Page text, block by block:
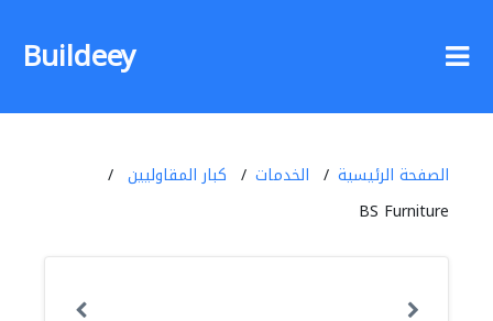
Buildeey
الصفحة الرئيسية الخدمات
كبار المقاوليين
BS Furniture